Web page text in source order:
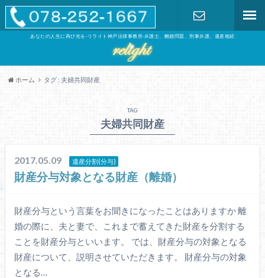
あなたの人生に再び光を-リライト神戸法律事務所-弁護士、離婚問題、刑事弁護、遺産相続
ホーム タグ : 夫婦共同財産
TAG
夫婦共同財産
2017.05.09 遺産分割(分与)
財産分与対象となる財産（離婚）
財産分与という言葉をお聞きになったことはありますか 離
婚の際に、夫と妻で、これまで蓄えてきた財産を分割する
ことを財産分与といいます。 では、財産分与の対象となる
財産について、説明させていただきます。 財産分与の対象
となる…